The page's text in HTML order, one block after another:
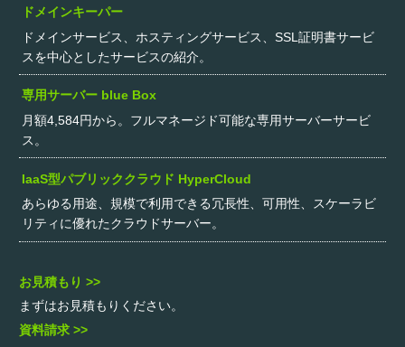
ドメインキーパー
ドメインサービス、ホスティングサービス、SSL証明書サービ
スを中心としたサービスの紹介。
専用サーバー blue Box
月額4,584円から。フルマネージド可能な専用サーバーサービ
ス。
IaaS型パブリッククラウド HyperCloud
あらゆる用途、規模で利用できる冗長性、可用性、スケーラビ
リティに優れたクラウドサーバー。
お見積もり >>
まずはお見積もりください。
資料請求 >>